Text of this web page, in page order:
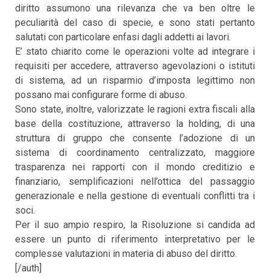
diritto assumono una rilevanza che va ben oltre le
peculiarità del caso di specie, e sono stati pertanto
salutati con particolare enfasi dagli addetti ai lavori.
E’ stato chiarito come le operazioni volte ad integrare i
requisiti per accedere, attraverso agevolazioni o istituti
di sistema, ad un risparmio d’imposta legittimo non
possano mai configurare forme di abuso.
Sono state, inoltre, valorizzate le ragioni extra fiscali alla
base della costituzione, attraverso la holding, di una
struttura di gruppo che consente l’adozione di un
sistema di coordinamento centralizzato, maggiore
trasparenza nei rapporti con il mondo creditizio e
finanziario, semplificazioni nell’ottica del passaggio
generazionale e nella gestione di eventuali conflitti tra i
soci.
Per il suo ampio respiro, la Risoluzione si candida ad
essere un punto di riferimento interpretativo per le
complesse valutazioni in materia di abuso del diritto.
[/auth]